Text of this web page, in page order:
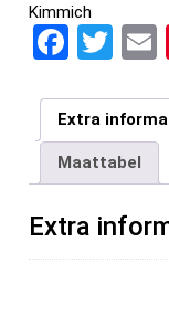
Kimmich
F
ce
b
o
o
k
T
tt
er
Extra
Maattabel
Extra